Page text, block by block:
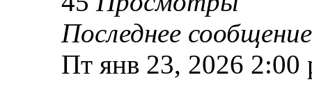
Последнее
Пт янв 23, 2026 2:00